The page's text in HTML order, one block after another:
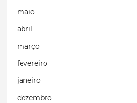
maio
abril
março
fevereiro
janeiro
dezembro